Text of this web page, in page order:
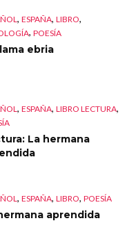
, ESPAÑA, LIBRO,
, POESÍA
ebria
, ESPAÑA, LIBRO LECTURA,
La hermana
, ESPAÑA, LIBRO, POESÍA
aprendida